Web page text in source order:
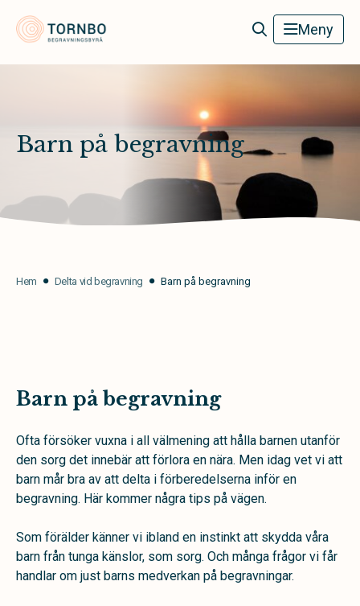
Tornbo Begravningsbyrå Meny
Barn på begravning
Hem Delta vid begravning Barn på begravning
Barn på begravning
Ofta försöker vuxna i all välmening att hålla barnen utanför
den sorg det innebär att förlora en nära. Men idag vet vi att
barn mår bra av att delta i förberedelserna inför en
begravning. Här kommer några tips på vägen.
Som förälder känner vi ibland en instinkt att skydda våra
barn från tunga känslor, som sorg. Och många frågor vi får
handlar om just barns medverkan på begravningar.